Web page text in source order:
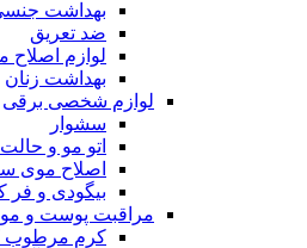
بهداشت
ضد تعریق
لوازم اصلاح
بهداشت زنان
لوازم شخصی برقی
سشوار
اتو مو و
اصلاح موی
بیگودی و فر
مراقبت پوست و مو
کرم مرطوب